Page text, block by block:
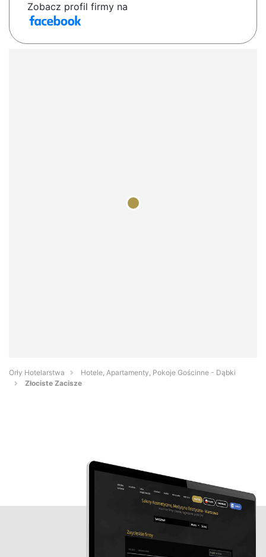
Zobacz profil firmy na
Orły Hotelarstwa
Hotele, Apartamenty, Pokoje Gościnne - Dąbki
Złociste Zacisze